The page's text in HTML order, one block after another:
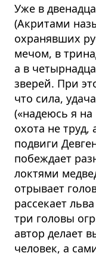
Уже в
(Акритами
охранявших
мечом, в
а в
зверей. При
что сила,
(«надеюсь я на
охота не труд,
подвиги
побеждает
локтями
отрывает
рассекает
три головы
автор делает
человек, а